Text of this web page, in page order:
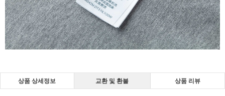
상품 상세정보 교환 및 환불 상품 리뷰